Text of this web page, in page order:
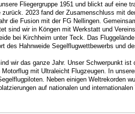
Fliegergruppe 1951 und blickt auf eine
zurück. 2023 fand der Zusamenschluss mit
die Fusion mit der FG Nellingen.
sind wir in Köngen mit Werkstatt und
bei Kirchheim unter Teck. Das
des Hahnweide Segelflugwettbewerbs und
wir das ganze Jahr. Unser Schwerpunkt ist
Motorflug mit Ultraleicht Flugzeugen. In
Neben einigen Weltrekorden
auf nationalen und